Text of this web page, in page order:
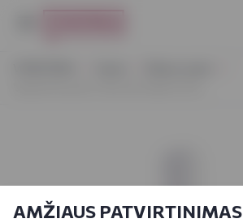
AMŽIAUS PATVIRTINIMAS